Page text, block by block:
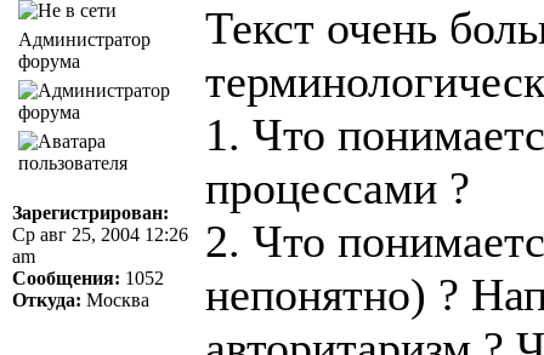
Администратор
форума
Зарегистрирован:
Ср авг 25, 2004 12:26
am
Сообщения: 1052
Откуда: Москва
Текст очень
1. Что
процессами ?
2. Что
непонятно) ?